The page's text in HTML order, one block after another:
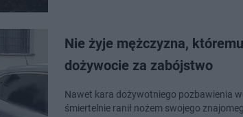
Nie żyje mężczyzna,
dożywocie za zabójstwo
Nawet kara dożywotniego pozbawienia
śmiertelnie ranił nożem swojego